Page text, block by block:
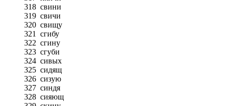
318 свини
319 свичи
320 свищу
321
сгибу
322 сгину
323 сгуби
324 сивых
325 сидящ
326 сизую
327 синдя
328 сияющ